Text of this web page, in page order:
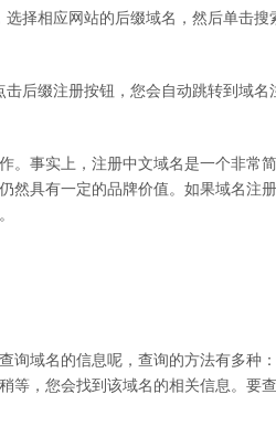
择相应网站的后缀域名，然后单击搜
缀注册按钮，您会自动跳转到域名
事实上，注册中文域名是一个非常
然具有一定的品牌价值。如果域名
域名的信息呢，查询的方法有多种：
等，您会找到该域名的相关信息。要